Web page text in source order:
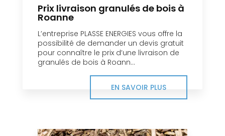
Prix livraison granulés de bois à
Roanne
L’entreprise PLASSE ENERGIES vous offre la
possibilité de demander un devis gratuit
pour connaître le prix d’une livraison de
granulés de bois à Roann...
EN SAVOIR PLUS